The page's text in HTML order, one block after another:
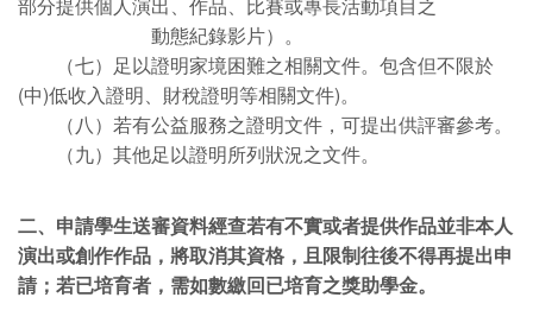
動態紀錄影片）。
（七）足以證明家境困難之相關文件。包含但不限於
(中)低收入證明、財稅證明等相關文件)。
（八）若有公益服務之證明文件，可提出供評審參考。
（九）其他足以證明所列狀況之文件。
二、申請學生送審資料經查若有不實或者提供作品並非本人
演出或創作作品，將取消其資格，且限制往後不得再提出申
請；若已培育者，需如數繳回已培育之獎助學金。